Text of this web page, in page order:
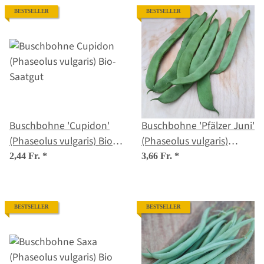
BESTSELLER
Buschbohne 'Cupidon'
(Phaseolus vulgaris) Bio-
Saatgut
2,44 Fr. *
BESTSELLER
Buschbohne 'Pfälzer Juni'
(Phaseolus vulgaris)
Samen
3,66 Fr. *
BESTSELLER BESTSELLER